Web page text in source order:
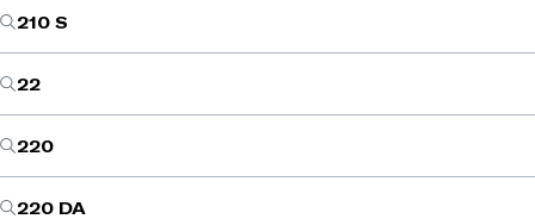
210 S
22
220
220 DA